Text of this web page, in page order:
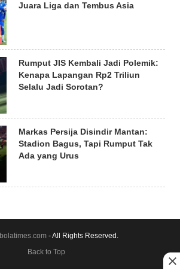
Juara Liga dan Tembus Asia
Rumput JIS Kembali Jadi Polemik:
Kenapa Lapangan Rp2 Triliun
Selalu Jadi Sorotan?
Markas Persija Disindir Mantan:
Stadion Bagus, Tapi Rumput Tak
Ada yang Urus
bolatimes.com - All Rights Reserved.
Back to Top